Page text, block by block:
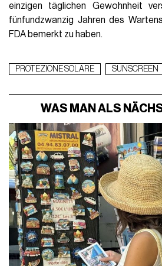
einzigen täglichen Gewohnheit
fünfundzwanzig Jahren des
FDA bemerkt zu haben.
PROTEZIONE SOLARE SUNSCREEN
WAS MAN ALS